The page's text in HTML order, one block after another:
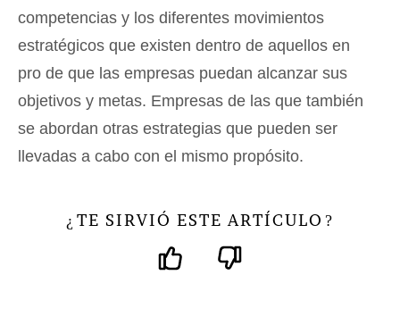
competencias y los diferentes movimientos
estratégicos que existen dentro de aquellos en
pro de que las empresas puedan alcanzar sus
objetivos y metas. Empresas de las que también
se abordan otras estrategias que pueden ser
llevadas a cabo con el mismo propósito.
¿ TE SIRVIÓ ESTE ARTÍCULO ?